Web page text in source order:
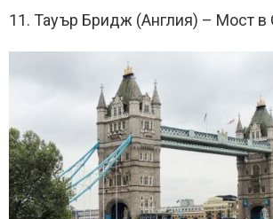
11. Тауър Бридж (Англия) – Мост